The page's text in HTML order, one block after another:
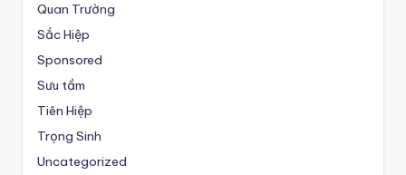
Quan Trường
Sắc Hiệp
Sponsored
Sưu tầm
Tiên Hiệp
Trọng Sinh
Uncategorized